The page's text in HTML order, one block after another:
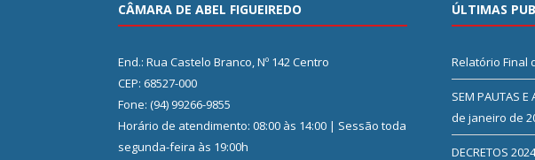
CÂMARA DE ABEL FIGUEIREDO
End.: Rua Castelo Branco, Nº 142 Centro
CEP: 68527-000
Fone: (94) 99266-9855
Horário de atendimento: 08:00 às 14:00 | Sessão toda
segunda-feira às 19:00h
ÚLTIMAS
Relatório Final
SEM PAUTAS E
de janeiro de
DECRETOS 2024